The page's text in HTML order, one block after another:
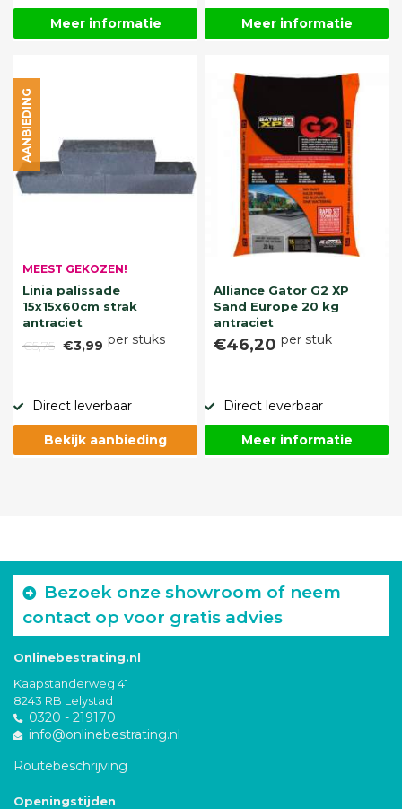
Meer informatie Meer informatie
MEEST GEKOZEN!
Linia palissade
15x15x60cm strak
antraciet
€5,75 €3,99 per stuks
AANBIEDING
Direct leverbaar
Bekijk aanbieding
Alliance Gator G2 XP
Sand Europe 20 kg
antraciet
€46,20 per stuk
Direct leverbaar
Meer informatie
Bezoek onze showroom of neem
contact op voor gratis advies
Onlinebestrating.nl
Kaapstanderweg 41
8243 RB Lelystad
0320 - 219170
info@onlinebestrating.nl
Routebeschrijving
Openingstijden